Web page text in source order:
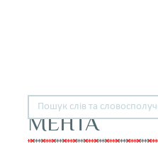
МЕНТА